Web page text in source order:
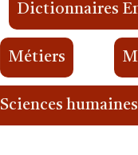
Dictionnaires
Métiers
Sciences humaines